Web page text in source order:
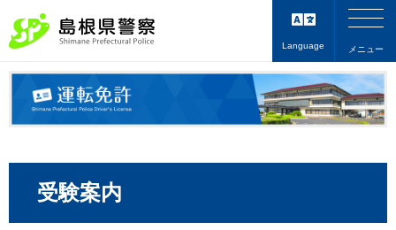
Language メニュー
受験案内